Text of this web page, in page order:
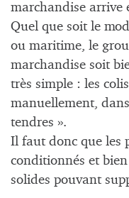
marchandise arrive
Quel que soit le
ou maritime, le
marchandise soit
très simple : les
manuellement,
tendres ».
Il faut donc que les
conditionnés et
solides pouvant